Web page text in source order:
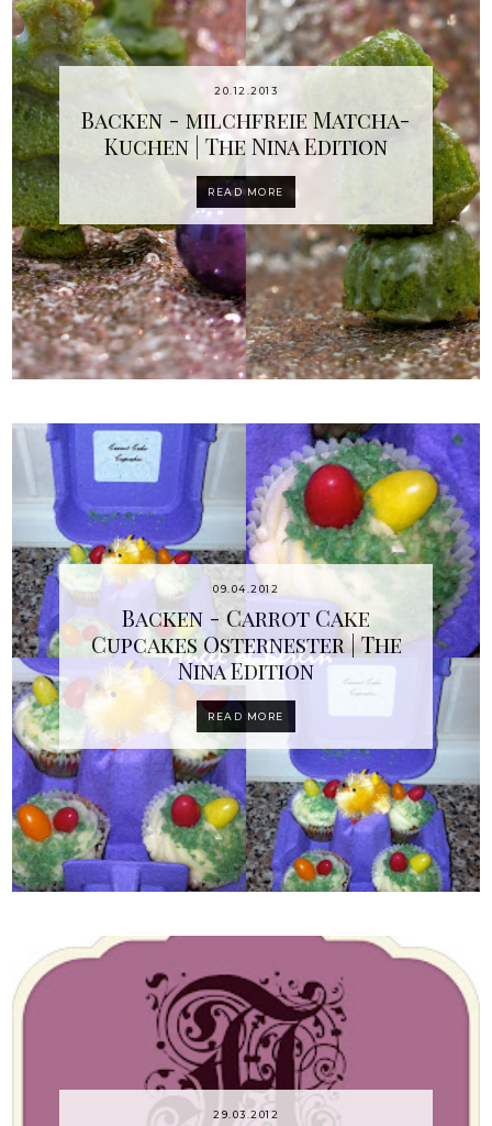
20.12.2013
Backen - milchfreie Matcha-
Kuchen | The Nina Edition
READ MORE
09.04.2012
Backen - Carrot Cake
Cupcakes Osternester | The
Nina Edition
READ MORE
29.03.2012